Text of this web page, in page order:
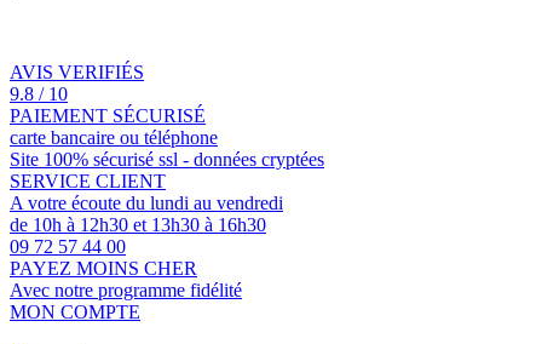
AVIS VERIFIÉS
9.8 / 10
PAIEMENT SÉCURISÉ
carte bancaire ou téléphone
Site 100% sécurisé ssl - données cryptées
SERVICE CLIENT
A votre écoute du lundi au vendredi
de 10h à 12h30 et 13h30 à 16h30
09 72 57 44 00
PAYEZ MOINS CHER
Avec notre programme fidélité
MON COMPTE